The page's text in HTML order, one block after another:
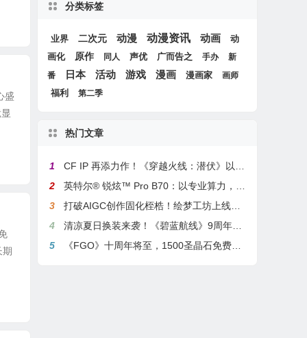
盛
期
分类标签
业界 二次元 动漫 动漫资讯 动画
动
画化
原作 同人 声优 广而告之 手办
新
番
日本 活动 游戏 漫画 漫画家 画师
福利 第二季
热门文章
1
CF IP 再添力作！《穿越火线：潜伏》以3A叙事重塑战术潜行玩法
2
英特尔® 锐炫™ Pro B70：以专业算力，解锁本地化AI部署与生产力新基准
3
打破AIGC创作固化桎梏！绘梦工坊上线绘梦画布dreamo赋能全场景自由创作
4
清凉夏日换装来袭！《碧蓝航线》9周年庆典活动第二弹今日正式上线
5
《FGO》十周年将至，1500圣晶石免费福利，新老玩家均可解锁